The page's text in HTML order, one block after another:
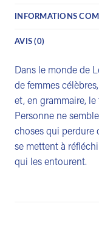
INFORMATIONS
AVIS (0)
Dans le monde de
de femmes
et, en grammaire, le
Personne ne
choses qui perdure
se mettent à
qui les entourent.